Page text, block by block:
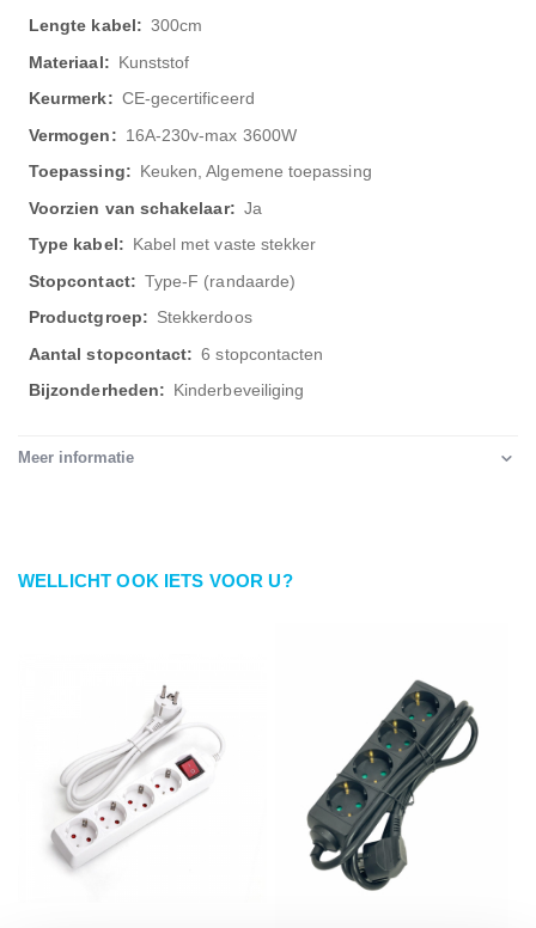
300cm
Kunststof
CE-gecertificeerd
16A-230v-max 3600W
Keuken, Algemene toepassing
Ja
Kabel met vaste stekker
Type-F (randaarde)
Stekkerdoos
6 stopcontacten
Kinderbeveiliging
Meer informatie
WELLICHT OOK IETS VOOR U?